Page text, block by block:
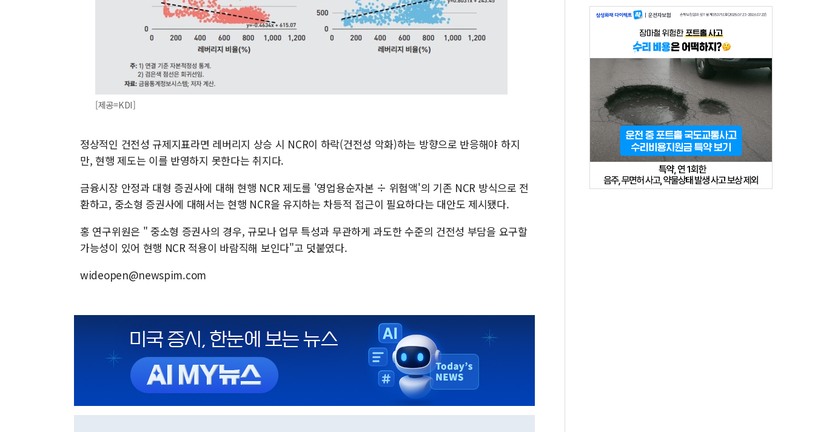
[제공=KDI]
정상적인 건전성 규제지표라면 레버리지 상승 시 NCR이 하락(건전성 악화)하는 방향으로 반응해야 하지
만, 현행 제도는 이를 반영하지 못한다는 취지다.
금융시장 안정과 대형 증권사에 대해 현행 NCR 제도를 '영업용순자본 ÷ 위험액'의 기존 NCR 방식으로 전
환하고, 중소형 증권사에 대해서는 현행 NCR을 유지하는 차등적 접근이 필요하다는 대안도 제시됐다.
홍 연구위원은 " 중소형 증권사의 경우, 규모나 업무 특성과 무관하게 과도한 수준의 건전성 부담을 요구할
가능성이 있어 현행 NCR 적용이 바람직해 보인다"고 덧붙였다.
wideopen@newspim.com